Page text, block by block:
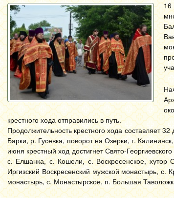
16
крестного хода отправились в путь.
Продолжительность крестного хода составляет
Барки, р. Гусевка, поворот на Озерки, г.
июня крестный ход достигнет Свято-
с. Елшанка, с. Кошели, с. Воскресенское,
Иргизский Воскресенский мужской монастырь,
монастырь, с. Монастырское, п. Большая